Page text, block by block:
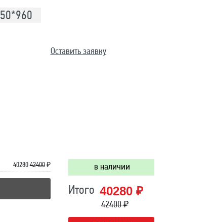
Оставить заявку
40280 42400₽ в наличии
Итого 40280 ₽
42400 ₽